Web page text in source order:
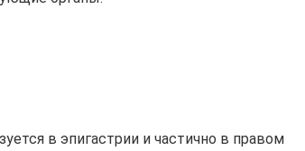
в эпигастрии и частично в правом